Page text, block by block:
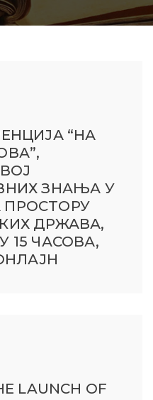
“НА
ЗНАЊА У
ПРОСТОРУ
ДРЖАВА,
15 ЧАСОВА,
LAUNCH OF